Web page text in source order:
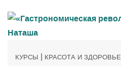
КУРСЫ | КРАСОТА И ЗДОРОВЬЕ